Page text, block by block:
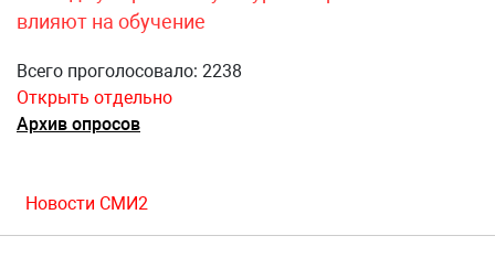
влияют на обучение
Всего проголосовало: 2238
Открыть отдельно
Архив опросов
Новости СМИ2